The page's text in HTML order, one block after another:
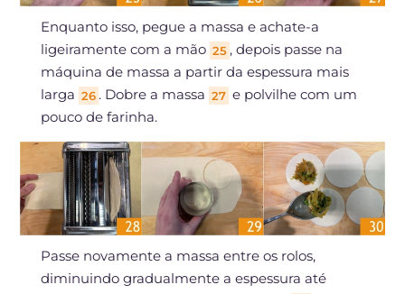
Enquanto isso, pegue a massa e achate-a
ligeiramente com a mão 25 , depois passe na
máquina de massa a partir da espessura mais
larga 26 . Dobre a massa 27 e polvilhe com um
pouco de farinha.
Passe novamente a massa entre os rolos,
diminuindo gradualmente a espessura até